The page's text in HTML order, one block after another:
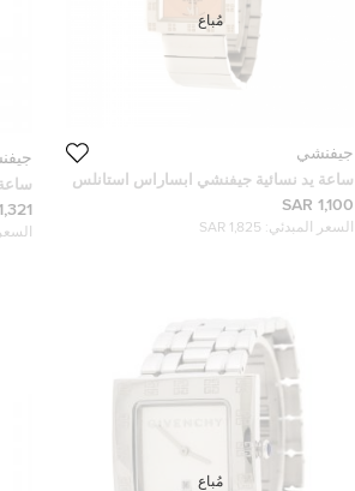
جيفنشي
ساعة يد نسائية جيفنشي ابساراس استانلس
ستيل برتقالي زهري 27 مم
1,100 SAR
السعر المبدئي: 1,825 SAR
مُباع
ستيل
SAR
مُباع